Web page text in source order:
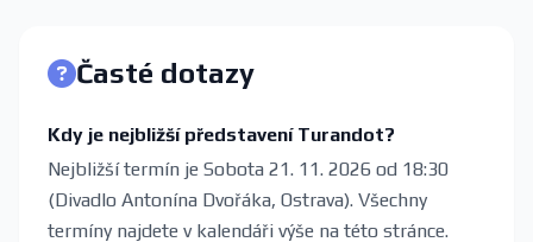
Časté dotazy
Kdy je nejbližší představení Turandot?
Nejbližší termín je Sobota 21. 11. 2026 od 18:30
(Divadlo Antonína Dvořáka, Ostrava). Všechny
termíny najdete v kalendáři výše na této stránce.